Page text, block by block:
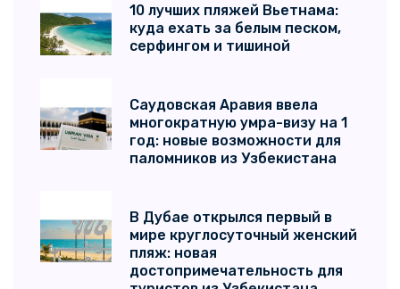
10 лучших пляжей Вьетнама:
куда ехать за белым песком,
серфингом и тишиной
Саудовская Аравия ввела
многократную умра-визу на 1
год: новые возможности для
паломников из Узбекистана
В Дубае открылся первый в
мире круглосуточный женский
пляж: новая
достопримечательность для